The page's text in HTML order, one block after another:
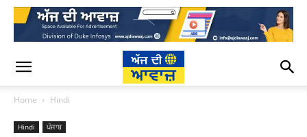
Home Hindi
Hindi ਪੰਜਾਬ